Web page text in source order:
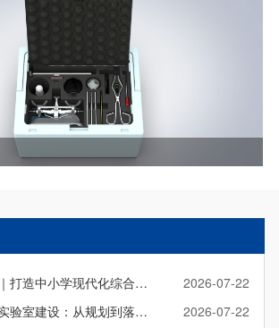
劳技融合创客｜打造中小学现代化综合实践教室
2026-07-22
中小学理化生实验室建设：从规划到落地实操指南
2026-07-22